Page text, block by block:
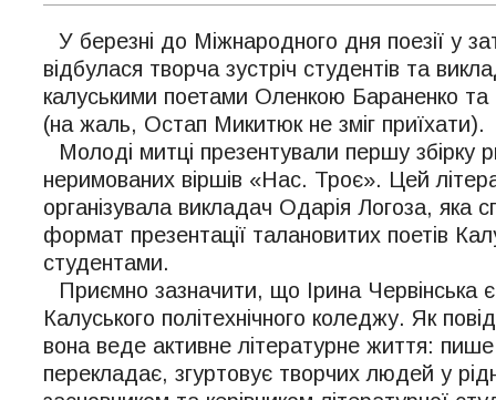
У березні до Міжнародного дня поезії у
відбулася творча зустріч студентів та
калуськими поетами Оленкою Бараненко та
(на жаль, Остап Микитюк не зміг приїхати).
Молоді митці презентували першу збірку
неримованих віршів «Нас. Троє». Цей
організувала викладач Одарія Логоза, яка
формат презентації талановитих поетів
студентами.
Приємно зазначити, що Ірина Червінська
Калуського політехнічного коледжу. Як
вона веде активне літературне життя:
перекладає, згуртовує творчих людей у